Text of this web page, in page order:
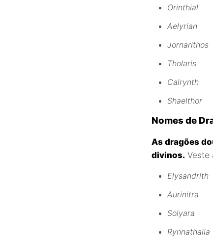
Orinthial
Aelyrian
Jornarithos
Tholaris
Calrynth
Shaelthor
Nomes de
As dragões
divinos. Veste
Elysandrith
Aurinitra
Solyara
Rynnathalia